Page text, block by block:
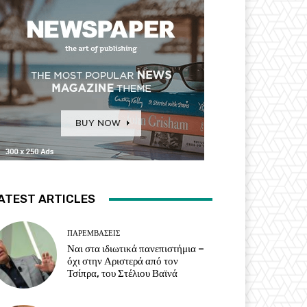
ARTICLES
ΠΑΡΕΜΒΑΣΕΙΣ
Ναι στα ιδιωτικά πανεπιστήμια –
όχι στην Αριστερά από τον
Τσίπρα, του Στέλιου Βαϊνά